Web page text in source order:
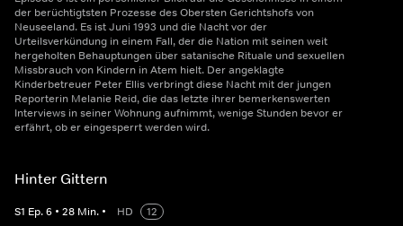
der berüchtigtsten Prozesse des Obersten Gerichtshofs von
Neuseeland. Es ist Juni 1993 und die Nacht vor der
Urteilsverkündung in einem Fall, der die Nation mit seinen weit
hergeholten Behauptungen über satanische Rituale und sexuellen
Missbrauch von Kindern in Atem hielt. Der angeklagte
Kinderbetreuer Peter Ellis verbringt diese Nacht mit der jungen
Reporterin Melanie Reid, die das letzte ihrer bemerkenswerten
Interviews in seiner Wohnung aufnimmt, wenige Stunden bevor er
erfährt, ob er eingesperrt werden wird.
Hinter Gittern
S1 Ep.6 • 28 Min. • HD
12